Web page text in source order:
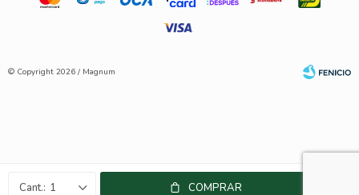
1 COMPRAR
© Copyright 2026 / Magnum